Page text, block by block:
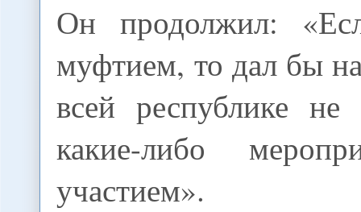
Он продолжил:
муфтием, то дал бы
всей республике
какие-либо
участием».